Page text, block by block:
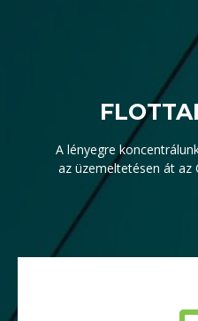
A lényegre
az üzemeltetésen át az